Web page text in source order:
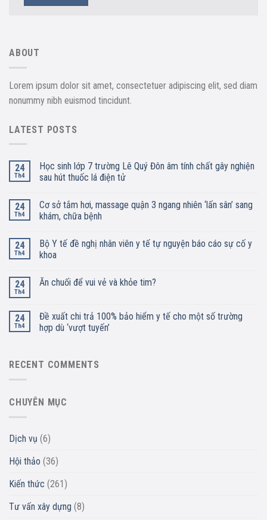
ABOUT
Lorem ipsum dolor sit amet, consectetuer adipiscing elit, sed diam
nonummy nibh euismod tincidunt.
LATEST POSTS
24
Th4
Học sinh lớp 7 trường Lê Quý Đôn âm tính chất gây nghiện
sau hút thuốc lá điện tử
24
Th4
Cơ sở tắm hơi, massage quận 3 ngang nhiên ‘lấn sân’ sang
khám, chữa bệnh
24
Th4
Bộ Y tế đề nghị nhân viên y tế tự nguyện báo cáo sự cố y
khoa
24
Th4
Ăn chuối để vui vẻ và khỏe tim?
24
Th4
Đề xuất chi trả 100% bảo hiểm y tế cho một số trường
hợp dù ‘vượt tuyến’
RECENT COMMENTS
CHUYÊN MỤC
Dịch vụ (6)
Hội thảo (36)
Kiến thức (261)
Tư vấn xây dựng (8)